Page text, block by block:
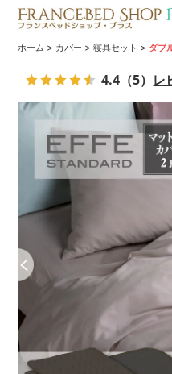
ホーム > カバー >寝具セット > ダブ
4.4 （5） レ